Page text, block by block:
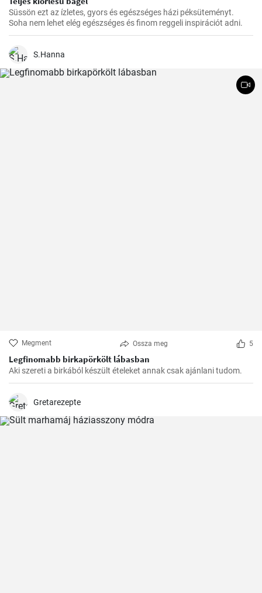
Süssön ezt az ízletes, gyors és egészséges házi péksüteményt.
Soha nem lehet elég egészséges és finom reggeli inspirációt adni.
S.Hanna
Megment Ossza meg 5
Legfinomabb birkapörkölt lábasban
Aki szereti a birkából készült ételeket annak csak ajánlani tudom.
Gretarezepte